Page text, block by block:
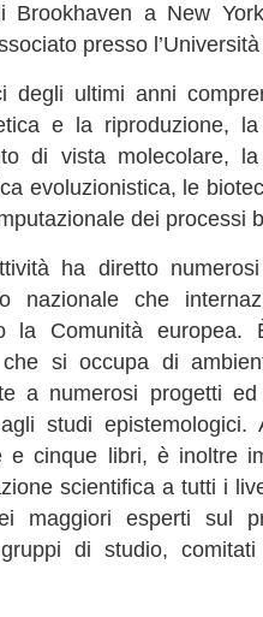
Brookhaven a New
presso
degli ultimi anni
e la riproduzione,
di vista molecolare,
evoluzionistica, le
dei processi
ha diretto
nazionale che
la Comunità europea.
si occupa di
a numerosi progetti ed
studi
e cinque libri, è inoltre
scientifica a tutti i
maggiori esperti sul
di studio,